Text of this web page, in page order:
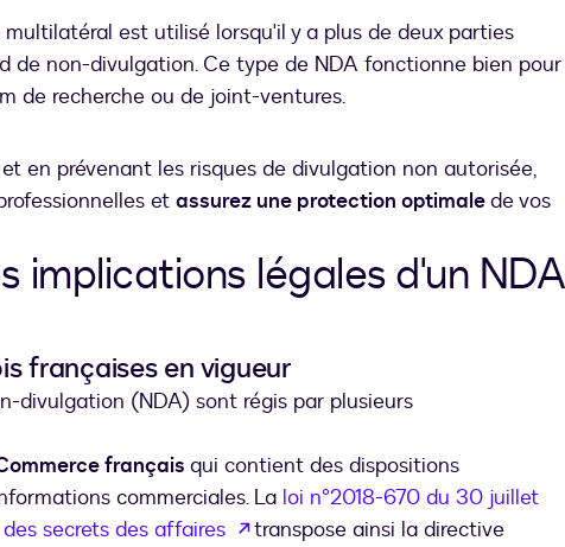
multilatéral est utilisé lorsqu'il y a plus de deux parties
de non-divulgation. Ce type de NDA fonctionne bien pour
de recherche ou de joint-ventures.
en prévenant les risques de divulgation non autorisée,
et assurez une protection optimalede vos
implications légales d'un NDA
françaises en vigueur
divulgation (NDA) sont régis par plusieurs
français qui contient des dispositions
commerciales. La loi n°2018-670 du 30 juillet
secrets des affaires
s’ouvre dans un nouvel onglet
transpose ainsi la directive